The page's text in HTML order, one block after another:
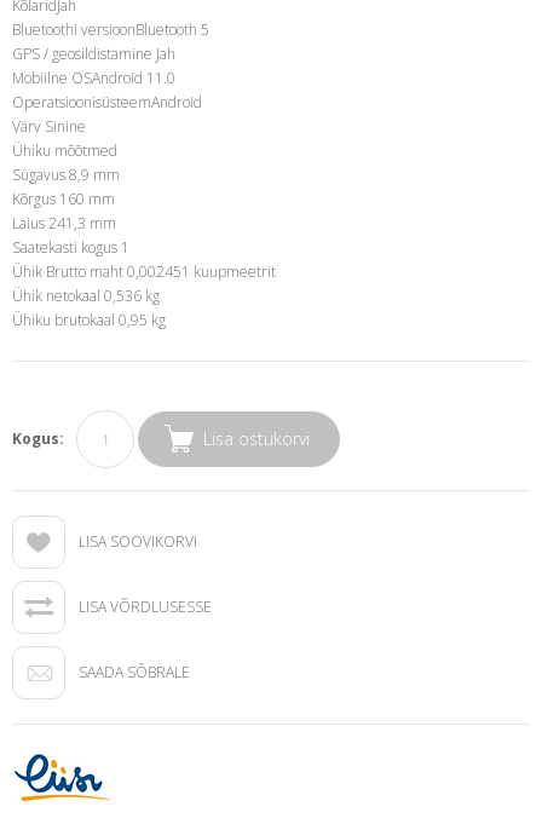
KõlaridJah
Bluetoothi versioonBluetooth 5
GPS / geosildistamine Jah
Mobiilne OSAndroid 11.0
OperatsioonisüsteemAndroid
Värv Sinine
Ühiku mõõtmed
Sügavus 8,9 mm
Kõrgus 160 mm
Laius 241,3 mm
Saatekasti kogus 1
Ühik Brutto maht 0,002451 kuupmeetrit
Ühik netokaal 0,536 kg
Ühiku brutokaal 0,95 kg
Kogus: Lisa ostukorvi
LISA SOOVIKORVI
LISA VÕRDLUSESSE
SAADA SÕBRALE